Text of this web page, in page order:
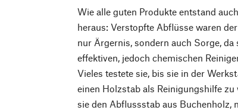
Wie alle guten Produkte entstand
heraus: Verstopfte Abflüsse waren
nur Ärgernis, sondern auch Sorge,
effektiven, jedoch chemischen
Vieles testete sie, bis sie in der
einen Holzstab als Reinigungshilfe
sie den Abflussstab aus Buchenholz,